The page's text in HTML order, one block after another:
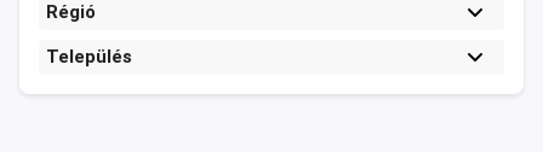
Régió
Település